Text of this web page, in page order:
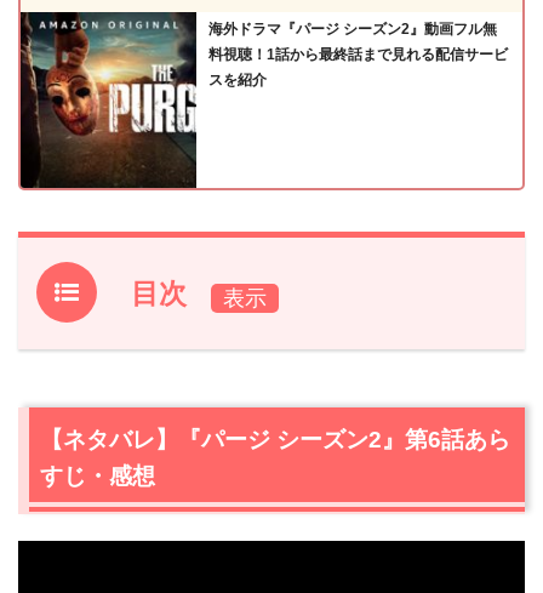
海外ドラマ『パージ シーズン2』動画フル無
料視聴！1話から最終話まで見れる配信サービ
スを紹介
目次
1.【ネタバレ】『パージ シーズン2』第6話あらすじ・感想
1.3 マーカスはミッシェルの元愛人を自宅に招待する
2.『パージ シーズン2』第6話あらすじ・ネタバレ感想ま
【ネタバレ】『パージ シーズン2』第6話あら
すじ・感想